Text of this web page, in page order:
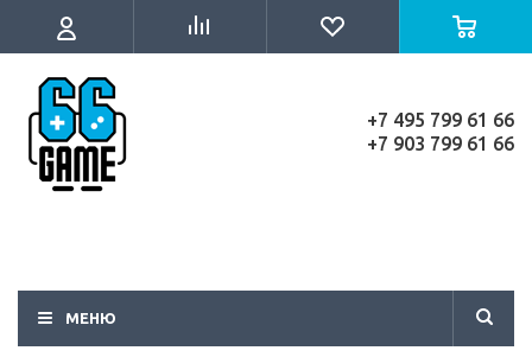
+7 495 799 61 66
+7 903 799 61 66
МЕНЮ